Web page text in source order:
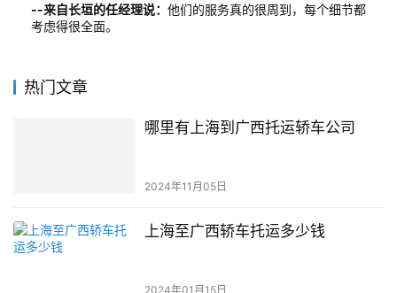
--来自长垣的任经理说： 他们的服务真的很周到，每个细节都
考虑得很全面。
热门文章
哪里有上海到广西托运轿车公司
2024年11月05日
上海至广西轿车托运多少钱
2024年01月15日